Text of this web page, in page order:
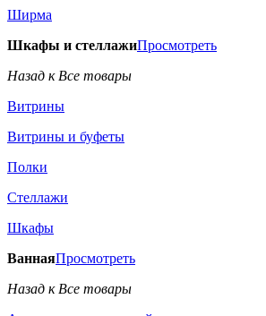
Ширма
Шкафы и стеллажиПросмотреть
Назад к Все товары
Витрины
Витрины и буфеты
Полки
Стеллажи
Шкафы
ВаннаяПросмотреть
Назад к Все товары